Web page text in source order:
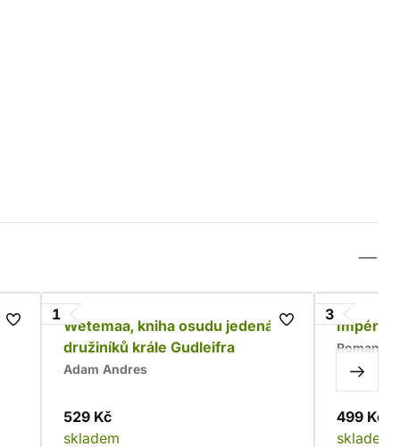
1
Wetemaa, kniha osudu jedenácti
družiníků krále Gudleifra
Adam Andres
529 Kč
skladem
3
Roman
499 Kč
skladem